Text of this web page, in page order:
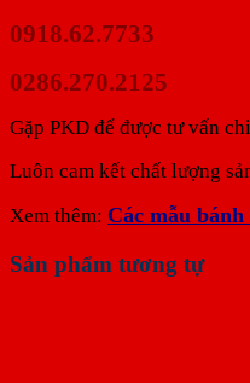
0918.62.7733
0286.270.2125
Gặp PKD để được tư vấn
Luôn cam kết chất lượng
Xem thêm: Các mẫu
Sản phẩm tương tự